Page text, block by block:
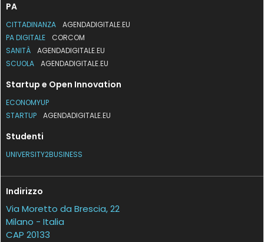
PA
CITTADINANZA
AGENDADIGITALE.EU
PA DIGITALE
CORCOM
SANITÀ
AGENDADIGITALE.EU
SCUOLA
AGENDADIGITALE.EU
Startup e Open Innovation
ECONOMYUP
STARTUP
AGENDADIGITALE.EU
Studenti
UNIVERSITY2BUSINESS
Indirizzo
Via Moretto da Brescia, 22
Milano - Italia
CAP 20133